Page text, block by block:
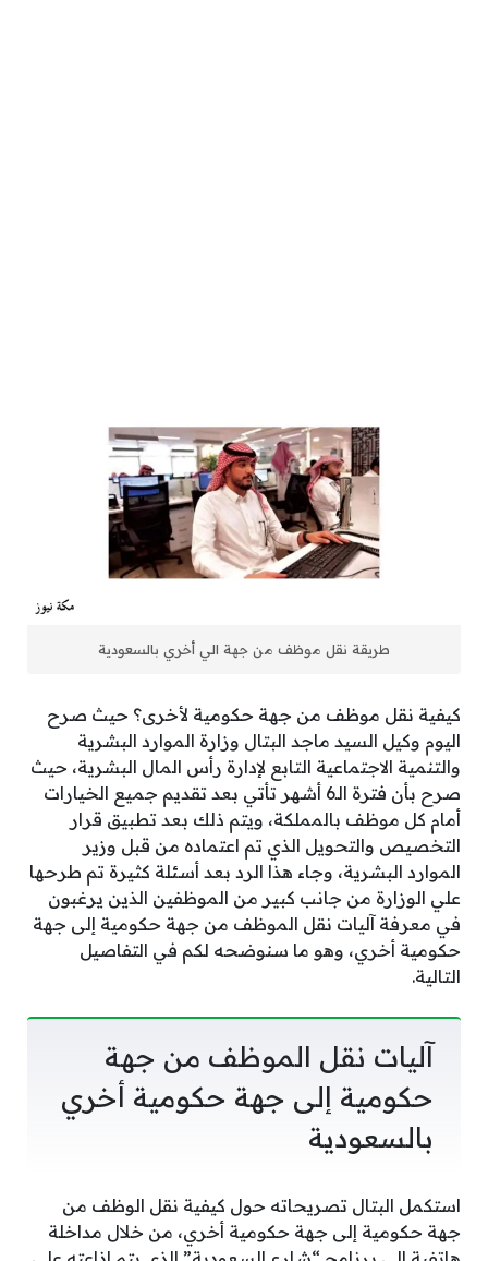
طريقة نقل موظف من جهة الي أخري بالسعودية
كيفية نقل موظف من جهة حكومية لأخرى؟ حيث صرح
اليوم وكيل السيد ماجد البتال وزارة الموارد البشرية
والتنمية الاجتماعية التابع لإدارة رأس المال البشرية، حيث
صرح بأن فترة الـ6 أشهر تأتي بعد تقديم جميع الخيارات
أمام كل موظف بالمملكة، ويتم ذلك بعد تطبيق قرار
التخصيص والتحويل الذي تم اعتماده من قبل وزير
الموارد البشرية، وجاء هذا الرد بعد أسئلة كثيرة تم طرحها
علي الوزارة من جانب كبير من الموظفين الذين يرغبون
في معرفة آليات نقل الموظف من جهة حكومية إلى جهة
حكومية أخري، وهو ما سنوضحه لكم في التفاصيل
التالية.
آليات نقل الموظف من جهة
حكومية إلى جهة حكومية أخري
بالسعودية
استكمل البتال تصريحاته حول كيفية نقل الوظف من
جهة حكومية إلى جهة حكومية أخري، من خلال مداخلة